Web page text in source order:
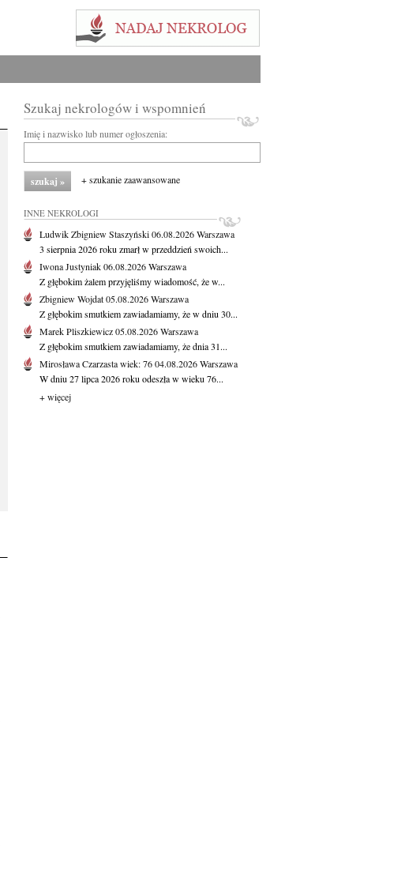
Szukaj nekrologów i wspomnień
Imię i nazwisko lub numer ogłoszenia:
+ szukanie zaawansowane
INNE NEKROLOGI
Ludwik Zbigniew Staszyński06.08.2026Warszawa
3 sierpnia 2026 roku zmarł w przeddzień swoich...
Iwona Justyniak06.08.2026Warszawa
Z głębokim żalem przyjęliśmy wiadomość, że w...
Zbigniew Wojdat05.08.2026Warszawa
Z głębokim smutkiem zawiadamiamy, że w dniu 30...
Marek Pliszkiewicz05.08.2026Warszawa
Z głębokim smutkiem zawiadamiamy, że dnia 31...
Mirosława Czarzastawiek: 7604.08.2026Warszawa
W dniu 27 lipca 2026 roku odeszła w wieku 76...
+ więcej